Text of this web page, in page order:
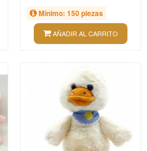
Mínimo: 150 piezas
AÑADIR AL CARRITO